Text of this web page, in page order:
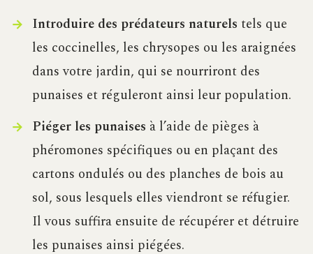
Introduire des prédateurs naturels tels que
les coccinelles, les chrysopes ou les araignées
dans votre jardin, qui se nourriront des
punaises et réguleront ainsi leur population.
Piéger les punaises à l’aide de pièges à
phéromones spécifiques ou en plaçant des
cartons ondulés ou des planches de bois au
sol, sous lesquels elles viendront se réfugier.
Il vous suffira ensuite de récupérer et détruire
les punaises ainsi piégées.